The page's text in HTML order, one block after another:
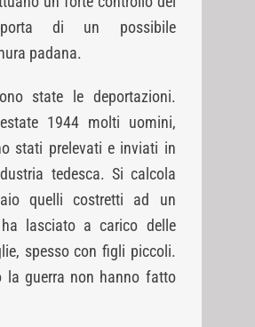
di un possibile
padana.
state le deportazioni.
1944 molti uomini,
stati prelevati e inviati in
tedesca. Si calcola
quelli costretti ad un
lasciato a carico delle
spesso con figli piccoli.
la guerra non hanno fatto